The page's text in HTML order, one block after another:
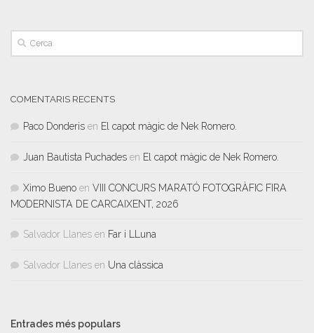
COMENTARIS RECENTS
Paco Donderis en El capot màgic de Nek Romero.
Juan Bautista Puchades en El capot màgic de Nek Romero.
Ximo Bueno en VIII CONCURS MARATÓ FOTOGRÀFIC FIRA
MODERNISTA DE CARCAIXENT, 2026
Salvador Llanes en Far i LLuna
Salvador Llanes en Una clàssica
Entrades més populars